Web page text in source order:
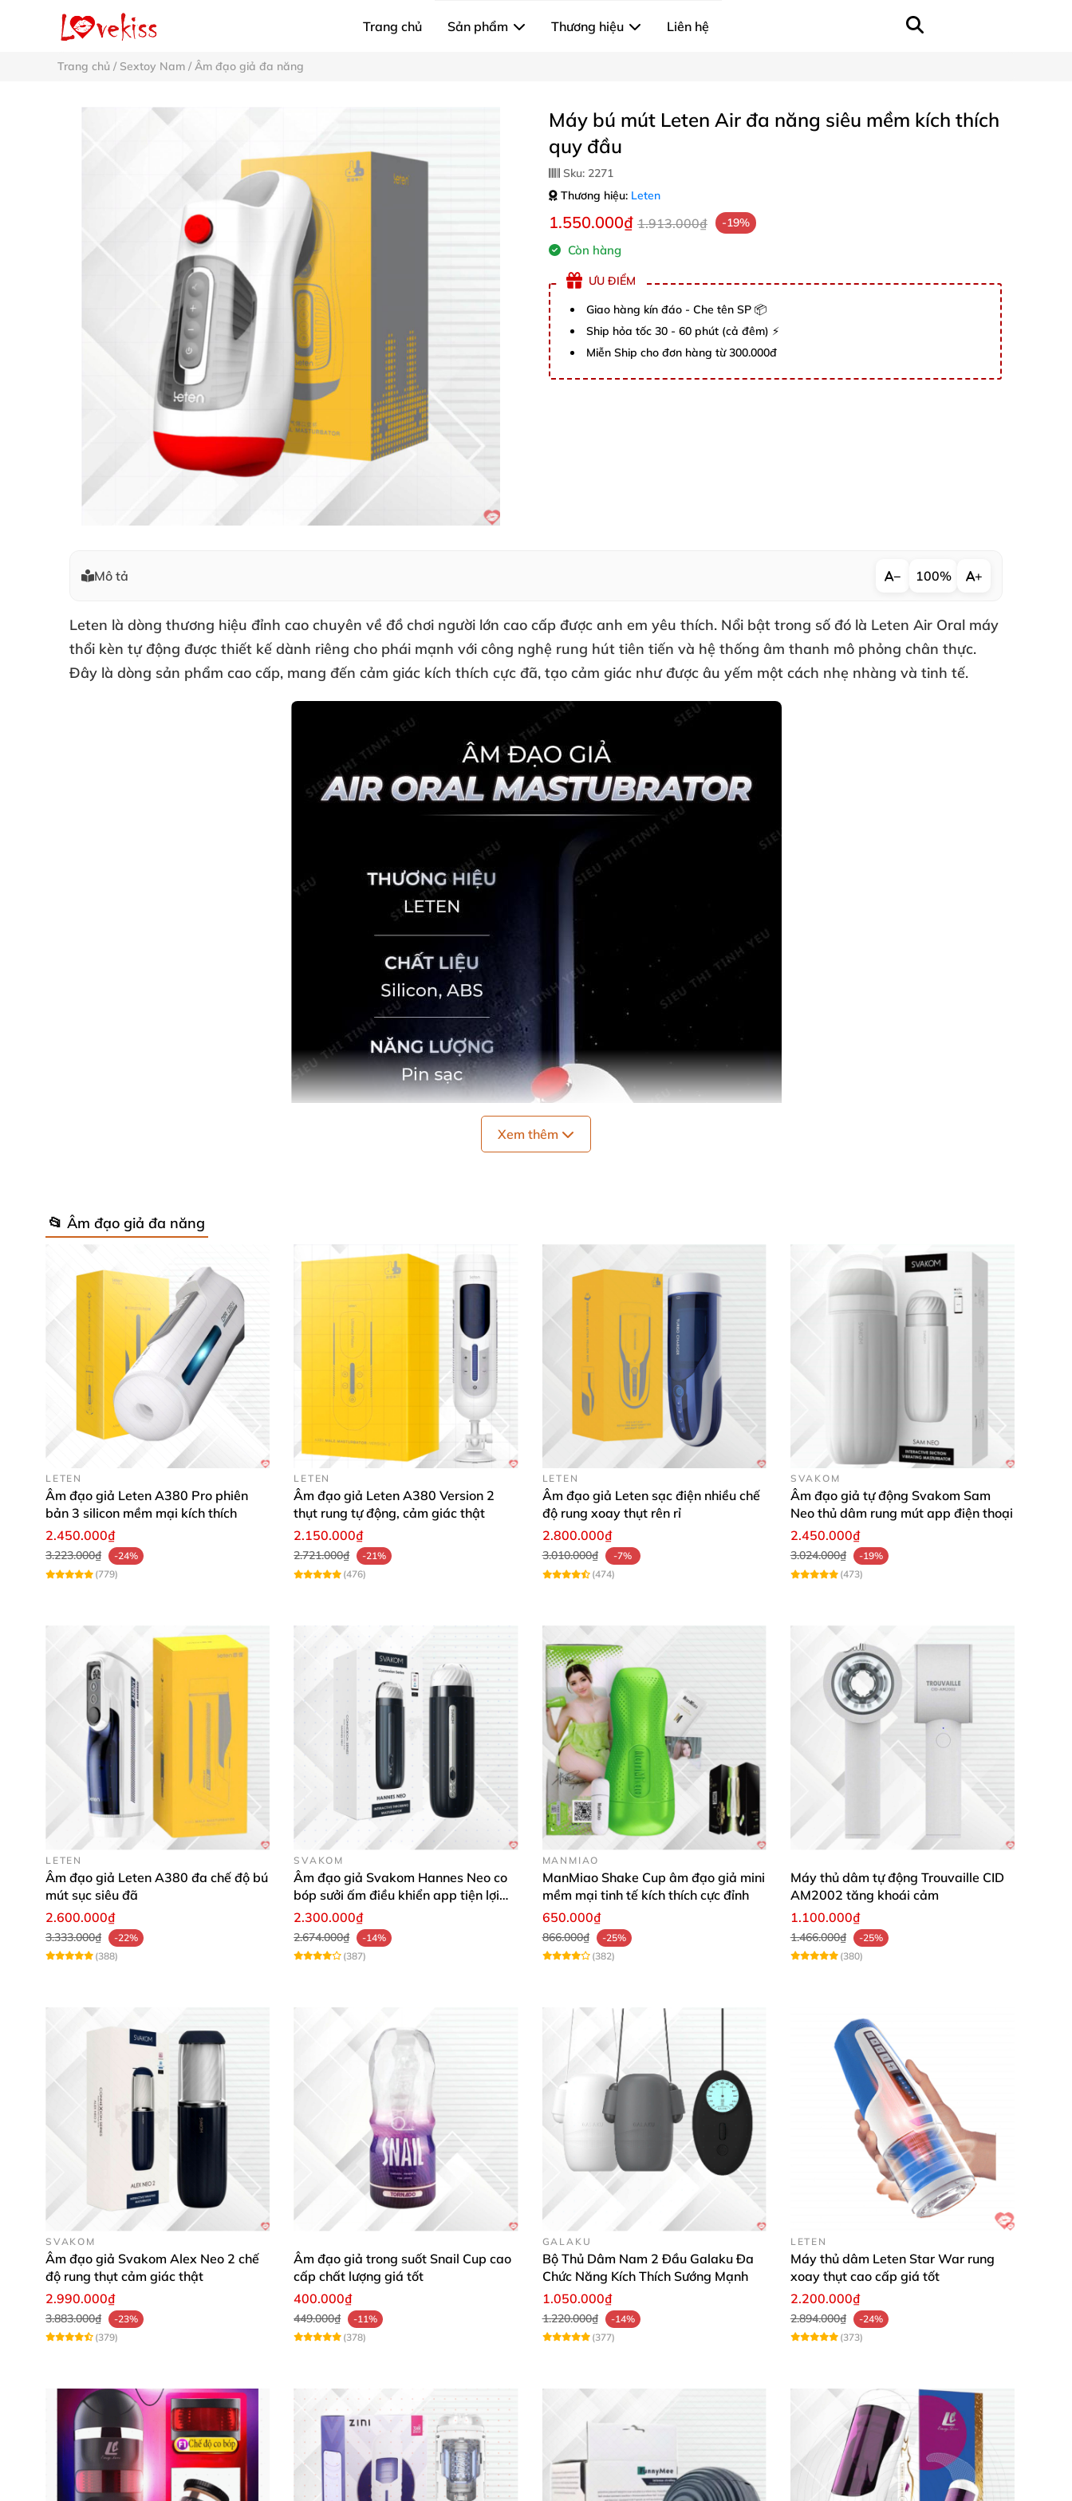
Trang chủ Sản phẩm Thương hiệu Liên hệ
Trang chủ / Sextoy Nam / Âm đạo giả đa năng
Máy bú mút Leten Air đa năng siêu mềm kích thích
quy đầu
Sku: 2271
Thương hiệu: Leten
1.550.000₫ 1.913.000₫ -19%
Còn hàng
ƯU ĐIỂM
Giao hàng kín đáo - Che tên SP 📦
Ship hỏa tốc 30 - 60 phút (cả đêm) ⚡
Miễn Ship cho đơn hàng từ 300.000đ
Mô tả − 100% +
Leten là dòng thương hiệu đỉnh cao chuyên về đồ chơi người lớn cao cấp được anh em yêu thích. Nổi bật trong số đó là Leten Air Oral máy
thổi kèn tự động được thiết kế dành riêng cho phái mạnh với công nghệ rung hút tiên tiến và hệ thống âm thanh mô phỏng chân thực.
Đây là dòng sản phẩm cao cấp, mang đến cảm giác kích thích cực đã, tạo cảm giác nhưđược âu yếm một cách nhẹ nhàng và tinh tế.
Âm đạo giả Leten Air Oral được thiết kế như một đường ống dẫn hơi cong phía đầuđể chàng dễ dàng đưa vào trong như đang đưa vào họng
nàng, rung lên và thụt mạnh mẽ, mỗi lầnnhư vậy lại bị hút sâu và chặt chẽ hơn , khiến chàng rên siết và bùng nổ khoái dục. Sử dụng pin sạc
Tính năng rung hút tự động của máy thổi kèn Leten Air Oral
Xem thêm
📂 Âm đạo giả đa năng
LETEN
Âm đạo giả Leten A380 Pro phiên
bản 3 silicon mềm mại kích thích
2.450.000₫
3.223.000₫
-24%
(779)
LETEN
Âm đạo giả Leten A380 Version 2
thụt rung tự động, cảm giác thật
2.150.000₫
2.721.000₫
-21%
(476)
LETEN
Âm đạo giả Leten sạc điện nhiều chế
độ rung xoay thụt rên rỉ
2.800.000₫
3.010.000₫
-7%
(474)
SVAKOM
Âm đạo giả tự động Svakom Sam
Neo thủ dâm rung mút app điện thoại
2.450.000₫
3.024.000₫
-19%
(473)
LETEN
Âm đạo giả Leten A380 đa chế độ bú
mút sục siêu đã
2.600.000₫
3.333.000₫
-22%
(388)
SVAKOM
Âm đạo giả Svakom Hannes Neo co
bóp sưởi ấm điều khiển app tiện lợi
kích thích mạnh mẽ
2.300.000₫
2.674.000₫
-14%
(387)
MANMIAO
ManMiao Shake Cup âm đạo giả mini
mềm mại tinh tế kích thích cực đỉnh
650.000₫
866.000₫
-25%
(382)
Máy thủ dâm tự động Trouvaille CID
AM2002 tăng khoái cảm
1.100.000₫
1.466.000₫
-25%
(380)
SVAKOM
Âm đạo giả Svakom Alex Neo 2 chế
độ rung thụt cảm giác thật
2.990.000₫
3.883.000₫
-23%
(379)
Âm đạo giả trong suốt Snail Cup cao
cấp chất lượng giá tốt
400.000₫
449.000₫
-11%
(378)
GALAKU
Bộ Thủ Dâm Nam 2 Đầu Galaku Đa
Chức Năng Kích Thích Sướng Mạnh
1.050.000₫
1.220.000₫
-14%
(377)
LETEN
Máy thủ dâm Leten Star War rung
xoay thụt cao cấp giá tốt
2.200.000₫
2.894.000₫
-24%
(373)